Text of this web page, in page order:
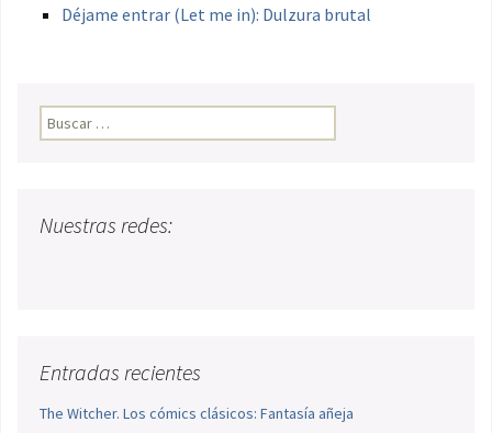
Déjame entrar (Let me in): Dulzura brutal
Buscar:
Nuestras redes:
Entradas recientes
The Witcher. Los cómics clásicos: Fantasía añeja